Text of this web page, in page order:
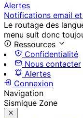
Alertes
Notifications email et
Le routage des
menu suit donc
Ressources
Confidentialité
Nous contacter
Alertes
Connexion
Navigation
Sismique Zone